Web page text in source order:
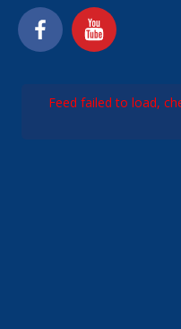
Feed failed to load,